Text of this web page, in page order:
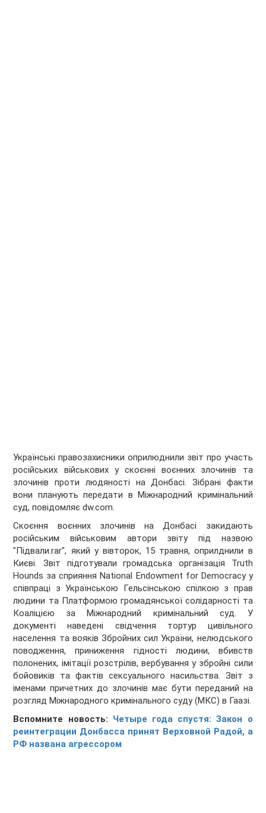
Українські правозахисники оприлюднили звіт про участь
російських військових у скоєнні воєнних злочинів та
злочинів проти людяності на Донбасі. Зібрані факти
вони планують передати в Міжнародний кримінальний
суд, повідомляєdw.com.
Скоєння воєнних злочинів на Донбасі закидають
російським військовим автори звіту під назвою
"Підвали.rar", який у вівторок, 15 травня, оприлднили в
Києві. Звіт підготували громадська організація Truth
Hounds за сприяння National Endowment for Democracy у
співпраці з Українською Гельсінською спілкою з прав
людини та Платформою громадянської солідарності та
Коаліцією за Міжнародний кримінальний суд. У
документі наведені свідчення тортур цивільного
населення та вояків Збройних сил України, нелюдського
поводження, приниження гідності людини, вбивств
полонених, імітації розстрілів, вербування у збройні сили
бойовиків та фактів сексуального насильства. Звіт з
іменами причетних до злочинів має бути переданий на
розгляд Міжнародного кримінального суду (МКС) в Гаазі.
Вспомните новость: Четыре года спустя: Закон о
реинтеграции Донбасса принят Верховной Радой, а
РФ названа агрессором